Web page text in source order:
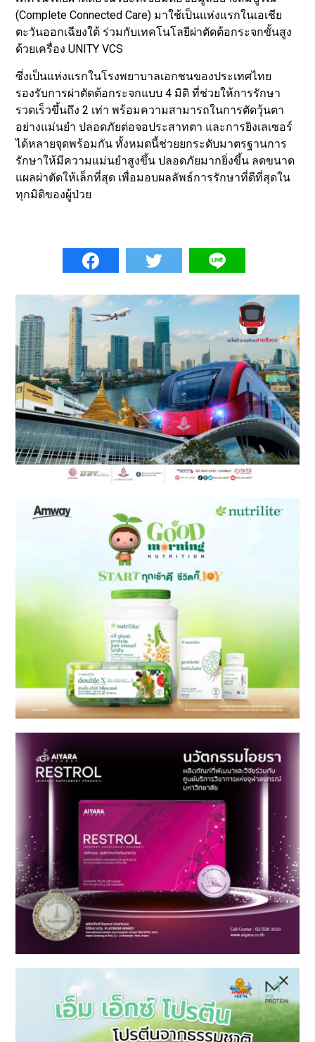
(Complete Connected Care) มาใช้เป็นแห่งแรกในเอเชีย
ตะวันออกเฉียงใต้ ร่วมกับเทคโนโลยีผ่าตัดต้อกระจกขั้นสูง
ด้วยเครื่อง UNITY VCS
ซึ่งเป็นแห่งแรกในโรงพยาบาลเอกชนของประเทศไทย
รองรับการผ่าตัดต้อกระจกแบบ 4 มิติ ที่ช่วยให้การรักษา
รวดเร็วขึ้นถึง 2 เท่า พร้อมความสามารถในการตัดวุ้นตา
อย่างแม่นยำ ปลอดภัยต่อจอประสาทตา และการยิงเลเซอร์
ได้หลายจุดพร้อมกัน ทั้งหมดนี้ช่วยยกระดับมาตรฐานการ
รักษาให้มีความแม่นยำสูงขึ้น ปลอดภัยมากยิ่งขึ้น ลดขนาด
แผลผ่าตัดให้เล็กที่สุด เพื่อมอบผลลัพธ์การรักษาที่ดีที่สุดใน
ทุกมิติของผู้ป่วย